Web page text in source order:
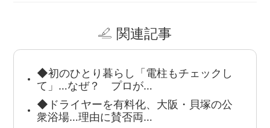
関連記事
◆初のひとり暮らし「電柱もチェックし
て」…なぜ？ プロが…
◆ドライヤーを有料化、大阪・貝塚の公
衆浴場…理由に賛否両…